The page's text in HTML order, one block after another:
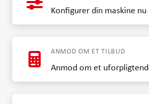
Konfigurer din maskine nu
ANMOD OM ET TILBUD
Anmod om et